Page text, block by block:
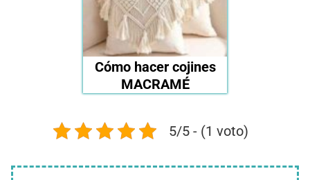
Cómo hacer cojines
MACRAMÉ
5/5 - (1 voto)